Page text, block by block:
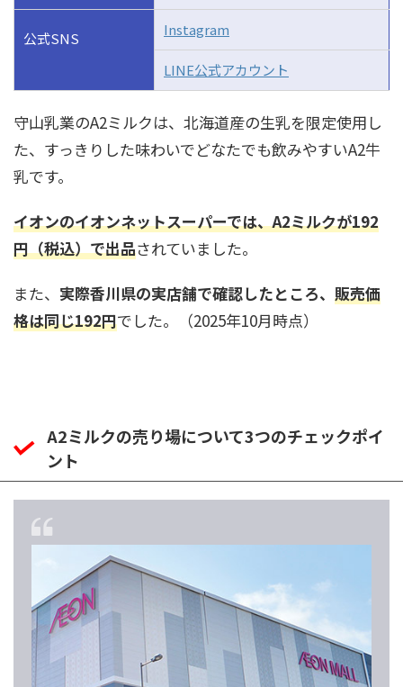
公式SNS Instagram
LINE公式アカウント
守山乳業のA2ミルクは、北海道産の生乳を限定使用し
た、すっきりした味わいでどなたでも飲みやすいA2牛
乳です。
イオンのイオンネットスーパーでは、A2ミルクが192
円（税込）で出品されていました。
また、 実際香川県の実店舗で確認したところ、 販売価
格は同じ192円でした。（2025年10月時点）
A2ミルクの売り場について3つのチェックポイ
ント